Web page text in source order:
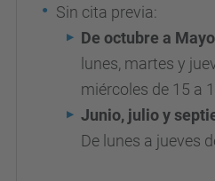
Sin cita previa:
De octubre a
lunes, martes y
miércoles de 15 a
Junio, julio y
De lunes a jueves